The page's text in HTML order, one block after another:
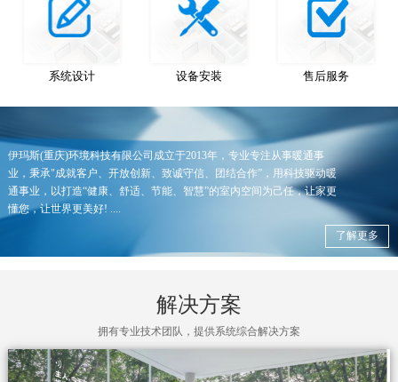
系统设计 设备安装 售后服务
伊玛斯(重庆)环境科技有限公司成立于2013年，专业专注从事暖通事
业，秉承"成就客户、开放创新、致诚守信、团结合作”，用科技驱动暖
通事业，以打造“健康、舒适、节能、智慧”的室内空间为己任，让家更
懂您，让世界更美好! ....
了解更多
解决方案
拥有专业技术团队，提供系统综合解决方案